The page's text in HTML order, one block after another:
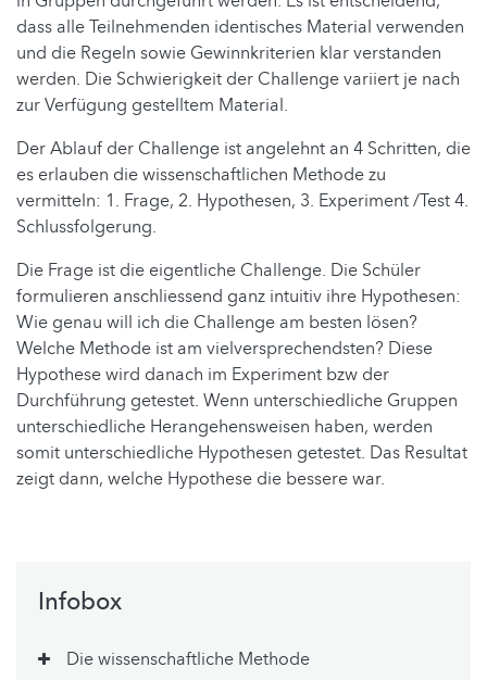
dass alle Teilnehmenden identisches Material verwenden
und die Regeln sowie Gewinnkriterien klar verstanden
werden. Die Schwierigkeit der Challenge variiert je nach
zur Verfügung gestelltem Material.
Der Ablauf der Challenge ist angelehnt an 4 Schritten, die
es erlauben die wissenschaftlichen Methode zu
vermitteln: 1. Frage, 2. Hypothesen, 3. Experiment /Test 4.
Schlussfolgerung.
Die Frage ist die eigentliche Challenge. Die Schüler
formulieren anschliessend ganz intuitiv ihre Hypothesen:
Wie genau will ich die Challenge am besten lösen?
Welche Methode ist am vielversprechendsten? Diese
Hypothese wird danach im Experiment bzw der
Durchführung getestet. Wenn unterschiedliche Gruppen
unterschiedliche Herangehensweisen haben, werden
somit unterschiedliche Hypothesen getestet. Das Resultat
zeigt dann, welche Hypothese die bessere war.
Infobox
Die wissenschaftliche Methode